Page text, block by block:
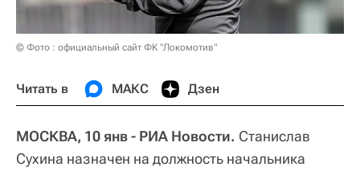
© Фото : официальный сайт ФК "Локомотив"
Читать в МАКС Дзен
МОСКВА, 10 янв - РИА Новости. Станислав
Сухина назначен на должность начальника